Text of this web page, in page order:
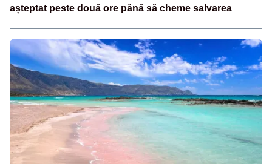
așteptat peste două ore până să cheme salvarea